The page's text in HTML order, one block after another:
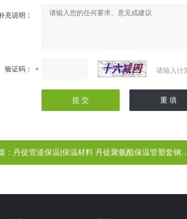
充说明：
验证码： 请输入计
： 丹徒管道保温|保温材料 丹徒聚氨酯保温管塑套钢保温管厂家 镇江